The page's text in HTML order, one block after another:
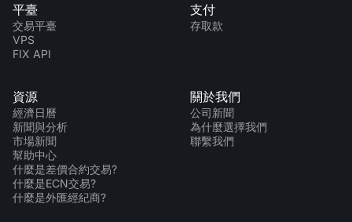
平臺
交易平臺
VPS
FIX API
支付
存取款
資源
經濟日曆
新聞與分析
市場新聞
幫助中心
什麼是差價合約交易?
什麼是ECN交易?
什麼是外匯經紀商?
關於我們
公司新聞
為什麼選擇我們
聯繫我們